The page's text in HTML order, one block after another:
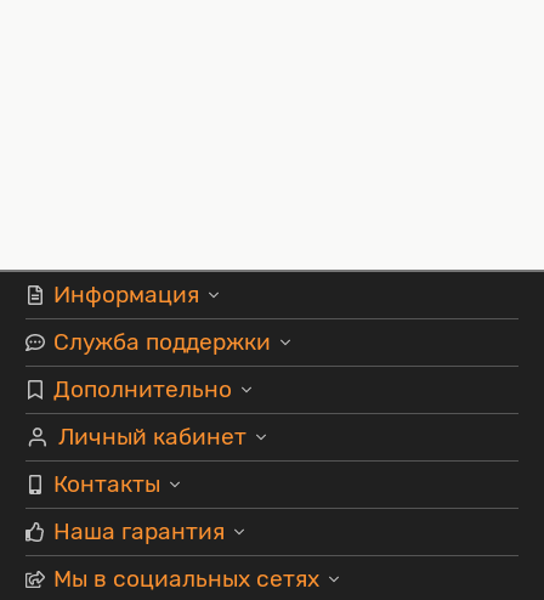
Информация
Служба поддержки
Дополнительно
Личный кабинет
Контакты
Наша гарантия
Мы в социальных сетях